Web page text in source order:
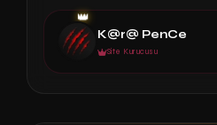
👑
K@r@ PenCe
Site Kurucusu